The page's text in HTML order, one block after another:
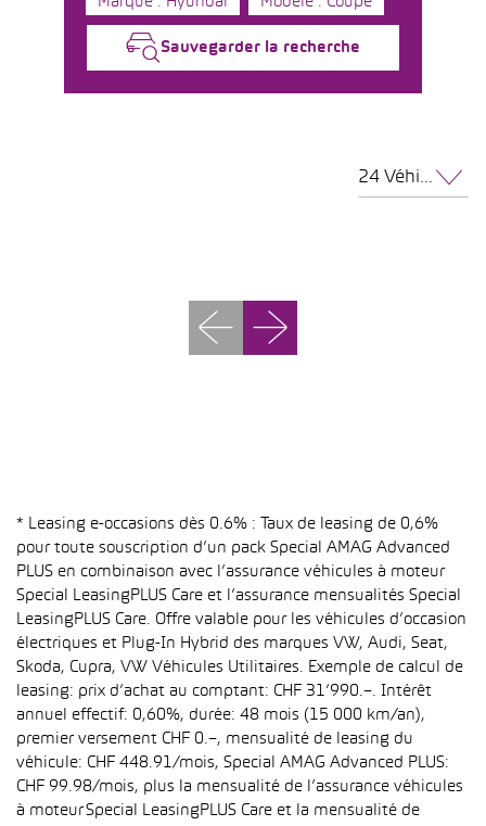
Sauvegarder la recherche
24 Véhicules par page
* Leasing e-occasions dès 0.6% : Taux de leasing de 0,6%
pour toute souscription d’un pack Special AMAG Advanced
PLUS en combinaison avec l’assurance véhicules à moteur
Special LeasingPLUS Care et l’assurance mensualités Special
LeasingPLUS Care. Offre valable pour les véhicules d’occasion
électriques et Plug-In Hybrid des marques VW, Audi, Seat,
Skoda, Cupra, VW Véhicules Utilitaires. Exemple de calcul de
leasing: prix d’achat au comptant: CHF 31’990.–. Intérêt
annuel effectif: 0,60%, durée: 48 mois (15 000 km/an),
premier versement CHF 0.–, mensualité de leasing du
véhicule: CHF 448.91/mois, Special AMAG Advanced PLUS:
CHF 99.98/mois, plus la mensualité de l’assurance véhicules
à moteur Special LeasingPLUS Care et la mensualité de